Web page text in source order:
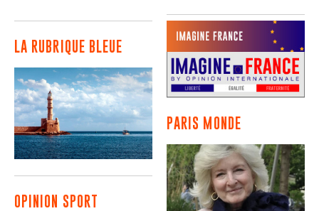
LA RUBRIQUE BLEUE
OPINION SPORT
PARIS MONDE